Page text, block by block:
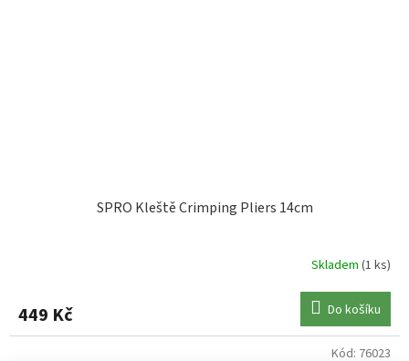
SPRO Kleště Crimping Pliers 14cm
Skladem (1 ks)
449 Kč Do košíku
Kód: 76023